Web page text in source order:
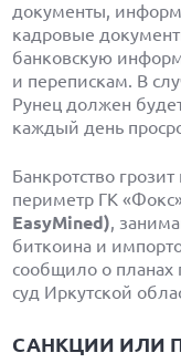
документы,
кадровые
банковскую
и перепискам. В
Рунец должен
каждый день
Банкротство
периметр ГК
EasyMined),
биткоина и
сообщило о планах
суд Иркутской
САНКЦИИ ИЛИ